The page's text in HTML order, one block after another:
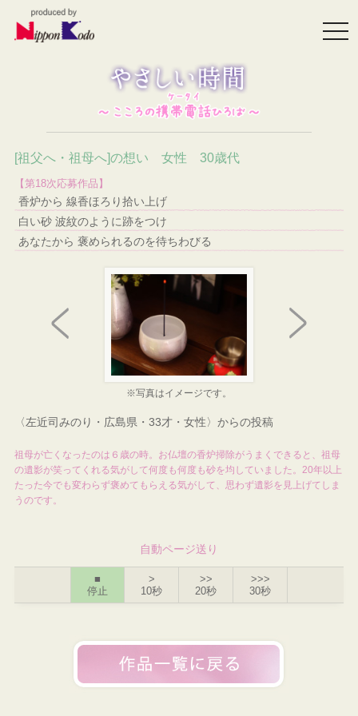
[祖父へ・祖母へ]の想い 女性 30歳代
【第18次応募作品】
香炉から 線香ほろり拾い上げ
白い砂 波紋のように跡をつけ
あなたから 褒められるのを待ちわびる
※写真はイメージです。
〈左近司みのり・広島県・33才・女性〉からの投稿
祖母が亡くなったのは６歳の時。お仏壇の香炉掃除がうまくできると、祖母
の遺影が笑ってくれる気がして何度も何度も砂を均していました。20年以上
たった今でも変わらず褒めてもらえる気がして、思わず遺影を見上げてしま
うのです。
自動ページ送り
■
停止
>
10秒
>>
20秒
>>>
30秒